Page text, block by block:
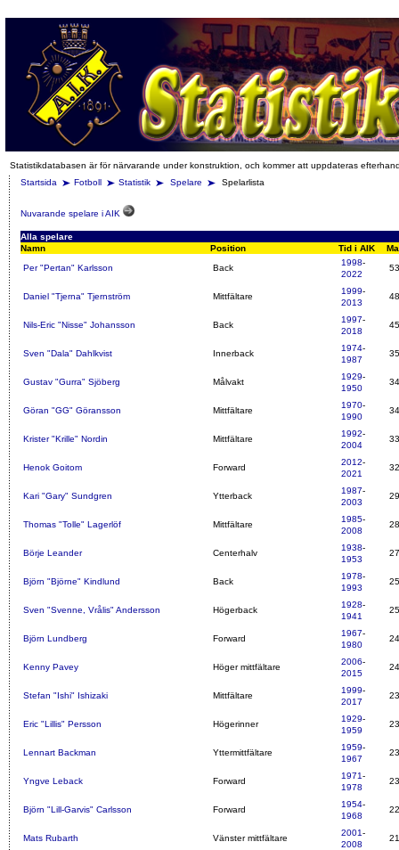
Statistikdatabasen är för närvarande under konstruktion, och kommer att uppdateras efterhand.
Startsida
Fotboll Statistik Spelare Spelarlista
Nuvarande spelare i AIK
Alla spelare
Namn
Position Tid i AIK
Per "Pertan" Karlsson
Back
1998-
2022
Daniel "Tjerna" Tjernström Mittfältare
1999-
2013
Nils-Eric "Nisse" Johansson Back
1997-
2018
Sven "Dala" Dahlkvist Innerback
1974-
1987
Gustav "Gurra" Sjöberg Målvakt
1929-
1950
Göran "GG" Göransson Mittfältare
1970-
1990
Krister "Krille" Nordin Mittfältare
1992-
2004
Henok Goitom Forward
2012-
2021
Kari "Gary" Sundgren Ytterback
1987-
2003
Thomas "Tolle" Lagerlöf Mittfältare
1985-
2008
Börje Leander Centerhalv
1938-
1953
Björn "Björne" Kindlund Back
1978-
1993
Sven "Svenne, Vrålis" Andersson Högerback
1928-
1941
Björn Lundberg Forward
1967-
1980
Kenny Pavey Höger mittfältare
2006-
2015
Stefan "Ishi" Ishizaki Mittfältare
1999-
2017
Eric "Lillis" Persson Högerinner
1929-
1959
Lennart Backman Yttermittfältare
1959-
1967
Yngve Leback Forward
1971-
1978
Björn "Lill-Garvis" Carlsson Forward
1954-
1968
Mats Rubarth Vänster mittfältare
2001-
2008